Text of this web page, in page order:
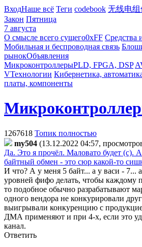
ВходНаше всё Теги codebook 无线电组
Закон Пятница
7 августа
О смысле всего сущего0xFF Средства
Мобильная и беспроводная связь
рынокОбъявления
МикроконтроллерыPLD, FPGA, DSP
VТехнологии Кибернетика,
платы, компоненты
1267618 Топик полностью
my504 (13.12.2022 04:57,
Да. Это я прочёл. Маловато будет (с).
байтный обмен - это сюр какой-то
И что? А у меня 5 байт... а у васи - 7...
уровней фифо делать, чтобы каждому
то подобное обычно разрабатывают
одного вендора не конкурировали
выигрывали конкуренцию с
ДМА применяют и при 4-х, если это
канал.
Ответить